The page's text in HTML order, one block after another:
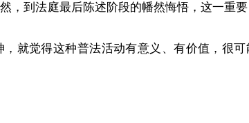
，到法庭最后陈述阶段的幡然悔悟，这一重
就觉得这种普法活动有意义、有价值，很